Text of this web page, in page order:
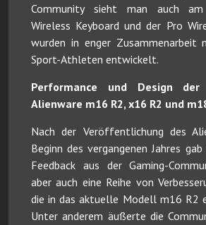
Community sieht man auch
Wireless Keyboard und der Pro
wurden in enger
Sport-Athleten entwickelt.
Performance und Design der
Alienware m16 R2, x16 R2 und
Nach der Veröffentlichung des
Beginn des vergangenen Jahres
Feedback aus der Gaming-
aber auch eine Reihe von
die in das aktuelle Modell m16 R2
Unter anderem äußerte die